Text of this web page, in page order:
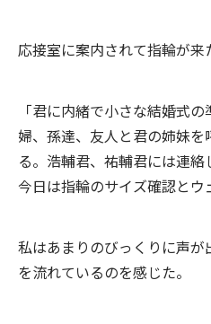
応接室に案内されて指輪が来
「君に内緒で小さな結婚式
婦、孫達、友人と君の姉妹
る。浩輔君、祐輔君には連絡
今日は指輪のサイズ確認とウ
私はあまりのびっくりに声
を流れているのを感じた。